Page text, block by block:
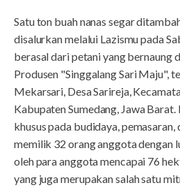
Satu ton buah nanas segar
disalurkan melalui Lazismu pada
berasal dari petani yang bernaung
Produsen "Singgalang Sari Maju",
Mekarsari, Desa Sarireja,
Kabupaten Sumedang, Jawa
khusus pada budidaya, pemasaran,
memilik 32 orang anggota dengan
oleh para anggota mencapai 76
yang juga merupakan salah satu